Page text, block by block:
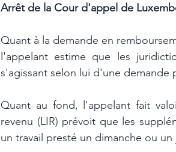
Arrêt de la Cour d'appel de
Quant à la demande en
l'appelant estime que les
Quant au fond, l'appelant fait
revenu (LIR) prévoit que les
un travail presté un dimanche ou